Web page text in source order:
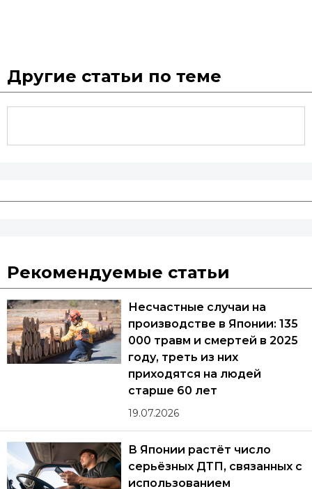
Другие статьи по теме
Рекомендуемые статьи
Несчастные случаи на
производстве в Японии: 135
000 травм и смертей в 2025
году, треть из них
приходятся на людей
старше 60 лет
19.07.2026
В Японии растёт число
серьёзных ДТП, связанных с
использованием